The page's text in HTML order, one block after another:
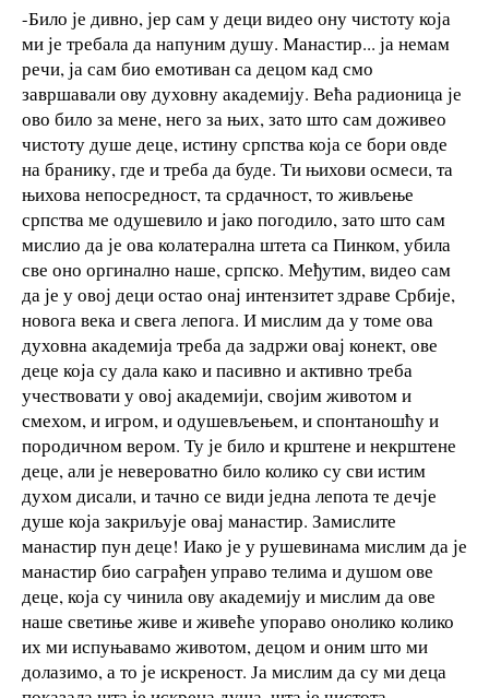
-Било је дивно, јер сам у деци видео ону чистоту која
ми је требала да напуним душу. Манастир... ја немам
речи, ја сам био емотиван са децом кад смо
завршавали ову духовну академију. Већа радионица је
ово било за мене, него за њих, зато што сам доживео
чистоту душе деце, истину српства која се бори овде
на бранику, где и треба да буде. Ти њихови осмеси, та
њихова непосредност, та срдачност, то живљење
српства ме одушевило и јако погодило, зато што сам
мислио да је ова колатерална штета са Пинком, убила
све оно оргинално наше, српско. Међутим, видео сам
да је у овој деци остао онај интензитет здраве Србије,
новога века и свега лепога. И мислим да у томе ова
духовна академија треба да задржи овај конект, ове
деце која су дала како и пасивно и активно треба
учествовати у овој академији, својим животом и
смехом, и игром, и одушевљењем, и спонтаношћу и
породичном вером. Ту је било и крштене и некрштене
деце, али је невероватно било колико су сви истим
духом дисали, и тачно се види једна лепота те дечје
душе која закриљује овај манастир. Замислите
манастир пун деце! Иако је у рушевинама мислим да је
манастир био саграђен управо телима и душом ове
деце, која су чинила ову академију и мислим да ове
наше светиње живе и живеће упораво онолико колико
их ми испуњавамо животом, децом и оним што ми
долазимо, а то је искреност. Ја мислим да су ми деца